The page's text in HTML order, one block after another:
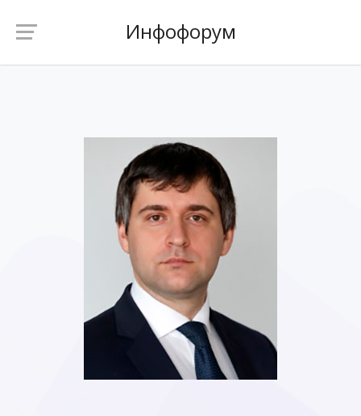
Инфофорум